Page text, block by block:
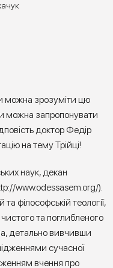
можна зрозуміти цю
можна запропонувати
доктор Федір
на тему Трійці!
наук, декан
www.odessasem.org/).
філософській теології,
та поглибленого
детально вивчивши
сучасної
вчення про